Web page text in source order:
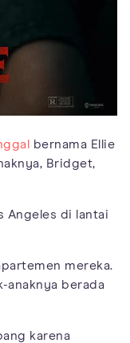
bernama Ellie
Bridget,
Angeles di lantai
mereka.
anaknya berada
karena